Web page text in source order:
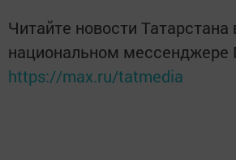
Читайте новости Татарстана
национальном мессенджере
https://max.ru/tatmedia